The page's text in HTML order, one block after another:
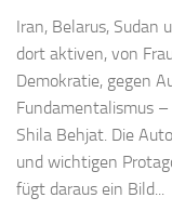
Iran, Belarus, Sudan
dort aktiven, von
Demokratie, gegen
Fundamentalismus
Shila Behjat. Die
und wichtigen
fügt daraus ein Bild...